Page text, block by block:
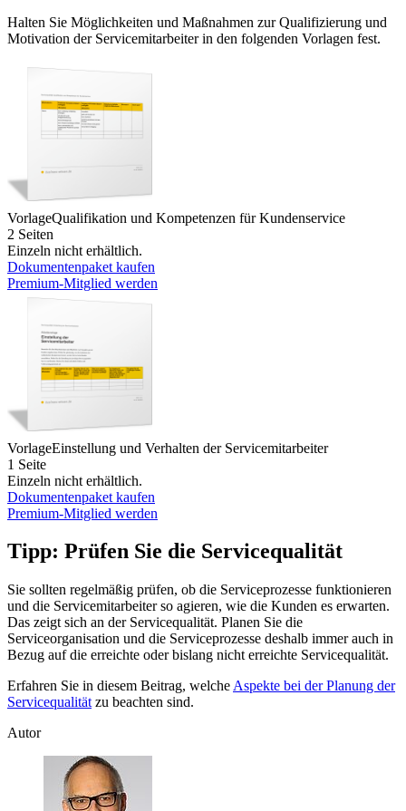
Halten Sie Möglichkeiten und Maßnahmen zur Qualifizierung und
Motivation der Servicemitarbeiter in den folgenden Vorlagen fest.
VorlageQualifikation und Kompetenzen für Kundenservice
2 Seiten
Einzeln nicht erhältlich.
Dokumentenpaket kaufen
Premium-Mitglied werden
VorlageEinstellung und Verhalten der Servicemitarbeiter
1 Seite
Einzeln nicht erhältlich.
Dokumentenpaket kaufen
Premium-Mitglied werden
Tipp: Prüfen Sie die Servicequalität
Sie sollten regelmäßig prüfen, ob die Serviceprozesse funktionieren
und die Servicemitarbeiter so agieren, wie die Kunden es erwarten.
Das zeigt sich an der Servicequalität. Planen Sie die
Serviceorganisation und die Serviceprozesse deshalb immer auch in
Bezug auf die erreichte oder bislang nicht erreichte Servicequalität.
Erfahren Sie in diesem Beitrag, welche Aspekte bei der Planung der
Servicequalität zu beachten sind.
Autor